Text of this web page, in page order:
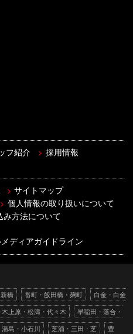
フ紹介
採用情報
サイトマップ
個人情報の取り扱いについて
み方法について
ディアガイドライン
橋 番町・飯田橋・麹町 白金・白金
木上原・松濤・代々木 早稲田・落合・
島・小石川 芝浦・三田・芝 豊